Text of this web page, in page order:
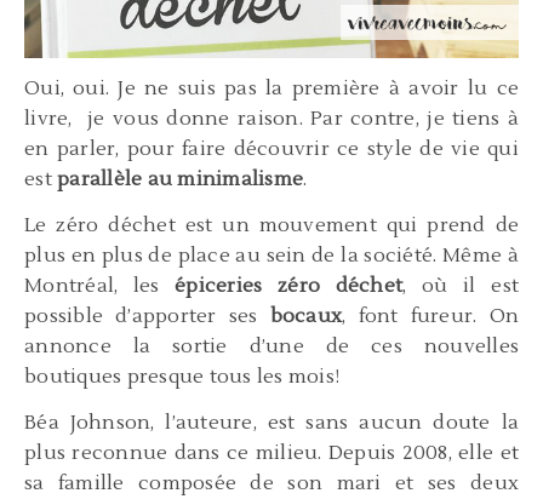
Oui, oui. Je ne suis pas la première à avoir lu ce
livre, je vous donne raison. Par contre, je tiens à
en parler, pour faire découvrir ce style de vie qui
est parallèle au minimalisme.
Le zéro déchet est un mouvement qui prend de
plus en plus de place au sein de la société. Même à
Montréal, lesépiceries zéro déchet, où il est
possible d’apporter ses bocaux, font fureur. On
annonce la sortie d’une de ces nouvelles
boutiques presque tous les mois!
Béa Johnson, l’auteure, est sans aucun doute la
plus reconnue dans ce milieu. Depuis 2008, elle et
sa famille composée de son mari et ses deux